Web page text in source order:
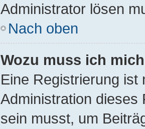
Administrator lösen
Nach oben
Wozu muss ich
Eine Registrierung ist
Administration dieses
sein musst, um